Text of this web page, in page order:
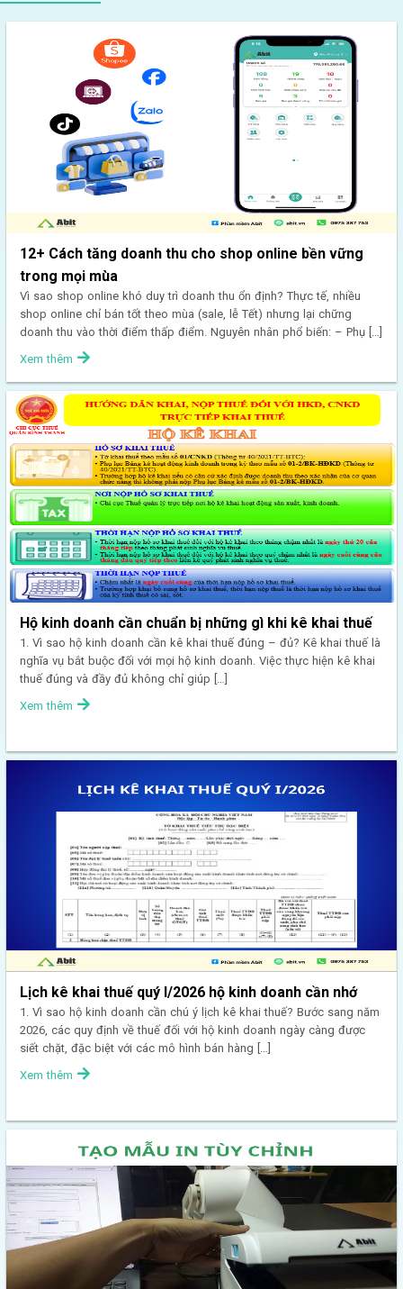
12+ Cách tăng doanh thu cho shop online bền vững
trong mọi mùa
Vì sao shop online khó duy trì doanh thu ổn định? Thực tế, nhiều
shop online chỉ bán tốt theo mùa (sale, lễ Tết) nhưng lại chững
doanh thu vào thời điểm thấp điểm. Nguyên nhân phổ biến: – Phụ […]
Xem thêm
Hộ kinh doanh cần chuẩn bị những gì khi kê khai thuế
1. Vì sao hộ kinh doanh cần kê khai thuế đúng – đủ? Kê khai thuế là
nghĩa vụ bắt buộc đối với mọi hộ kinh doanh. Việc thực hiện kê khai
thuế đúng và đầy đủ không chỉ giúp […]
Xem thêm
Lịch kê khai thuế quý I/2026 hộ kinh doanh cần nhớ
1. Vì sao hộ kinh doanh cần chú ý lịch kê khai thuế? Bước sang năm
2026, các quy định về thuế đối với hộ kinh doanh ngày càng được
siết chặt, đặc biệt với các mô hình bán hàng […]
Xem thêm